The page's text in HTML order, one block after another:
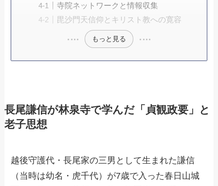
寺院ネットワークと情報収集
毘沙門天信仰とキリスト教への寛容
もっと見る
長尾謙信が林泉寺で学んだ「貞観政要」と
老子思想
越後守護代・長尾家の三男として生まれた謙信
（当時は幼名・虎千代）が7歳で入った春日山城